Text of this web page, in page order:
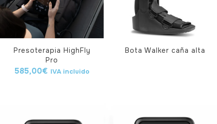
Presoterapia HighFly
Pro
585,00€ IVA incluido
Bota Walker caña alta